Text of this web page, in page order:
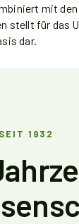
mit den
stellt für das
dar.
SEIT 1932